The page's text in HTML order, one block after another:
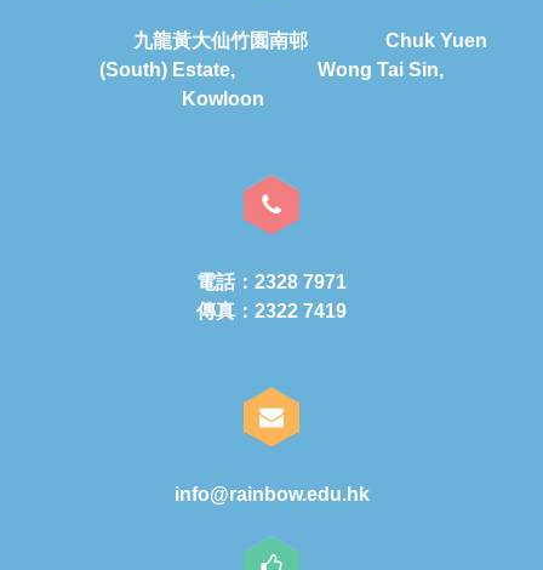
九龍黃大仙竹園南邨 Chuk Yuen
(South) Estate, Wong Tai Sin,
Kowloon
電話：2328 7971
傳真：2322 7419
info@rainbow.edu.hk